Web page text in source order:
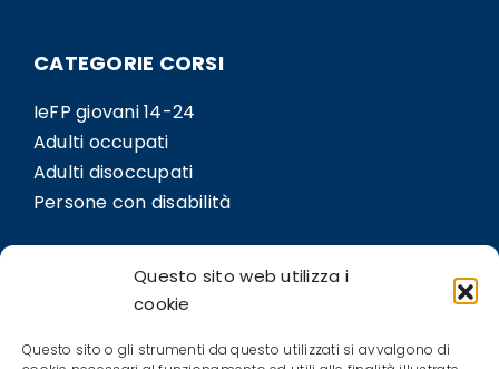
Questo sito web utilizza i
cookie
Questo sito o gli strumenti da questo utilizzati si avvalgono di
CATEGORIE CORSI
IeFP giovani 14-24
Adulti occupati
Adulti disoccupati
Persone con disabilità
LINK
Contatti